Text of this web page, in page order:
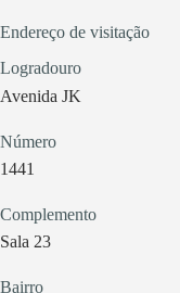
Endereço de visitação
Logradouro
Avenida JK
Número
1441
Complemento
Sala 23
Bairro